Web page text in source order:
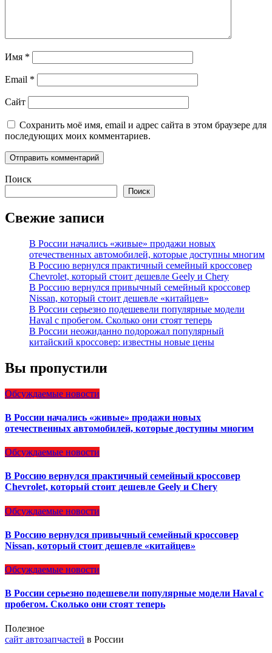
Имя *
Email *
Сайт
Сохранить моё имя, email и адрес сайта в этом браузере для
последующих моих комментариев.
Поиск
Поиск
Свежие записи
В России начались «живые» продажи новых
отечественных автомобилей, которые доступны многим
В Россию вернулся практичный семейный кроссовер
Chevrolet, который стоит дешевле Geely и Chery
В Россию вернулся привычный семейный кроссовер
Nissan, который стоит дешевле «китайцев»
В России серьезно подешевели популярные модели
Haval с пробегом. Сколько они стоят теперь
В России неожиданно подорожал популярный
китайский кроссовер: известны новые цены
Вы пропустили
Обсуждаемые новости
В России начались «живые» продажи новых
отечественных автомобилей, которые доступны многим
Обсуждаемые новости
В Россию вернулся практичный семейный кроссовер
Chevrolet, который стоит дешевле Geely и Chery
Обсуждаемые новости
В Россию вернулся привычный семейный кроссовер
Nissan, который стоит дешевле «китайцев»
Обсуждаемые новости
В России серьезно подешевели популярные модели Haval с
пробегом. Сколько они стоят теперь
Полезное
сайт автозапчастей в России